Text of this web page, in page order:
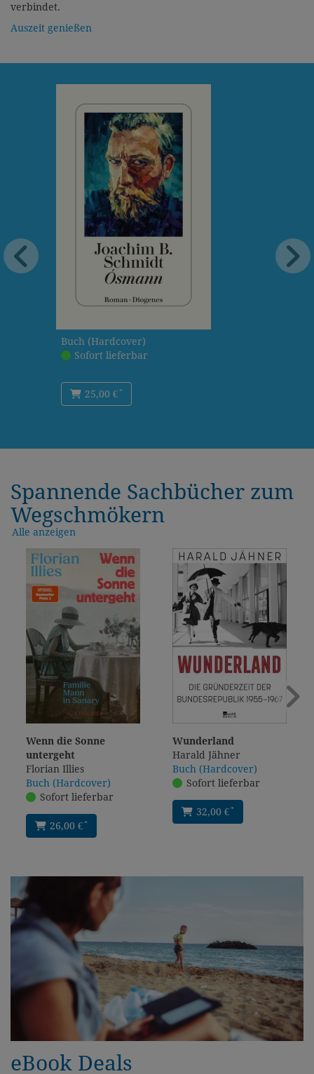
verbindet.
Auszeit genießen
Buch (Hardcover)
Sofort lieferbar
25,00 € *
Spannende Sachbücher zum
Wegschmökern
Alle anzeigen
Wenn die Sonne
untergeht
Florian Illies
Buch (Hardcover)
Sofort lieferbar
26,00 €*
Wunderland
Harald Jähner
Buch (Hardcover)
Sofort lieferbar
32,00 €*
eBook Deals